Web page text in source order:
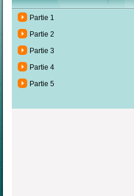
Partie 1
Partie 2
Partie 3
Partie 4
Partie 5